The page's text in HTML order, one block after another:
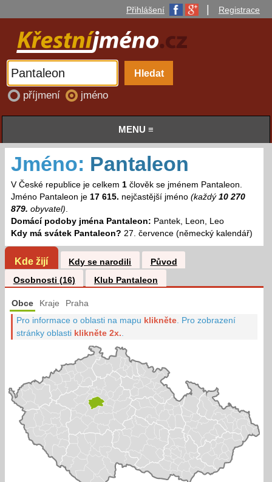
Přihlášení Registrace
příjmení jméno
MENU ≡
Jméno: Pantaleon
V České republice je celkem 1člověk se jménem Pantaleon.
Jméno Pantaleon je 17 615. nejčastější jméno (každý 10 270
879. obyvatel).
Domácí podoby jména Pantaleon: Pantek, Leon, Leo
Kdy má svátek Pantaleon? 27. července (německý kalendář)
Kde žijí Kdy se narodili
Původ
Osobnosti (16)
Klub Pantaleon
Obce Kraje Praha
Pro informace o oblasti na mapu klikněte Pro zobrazení
stránky oblasti klikněte 2x.